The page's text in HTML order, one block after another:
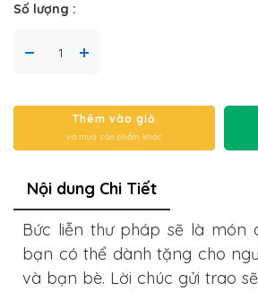
Số lượng :
Thêm vào giỏ
và mua sản phẩm khác
Nội dung Chi Tiết
Bức liễn thư pháp sẽ là món
bạn có thể dành tặng cho
và bạn bè. Lời chúc gửi trao